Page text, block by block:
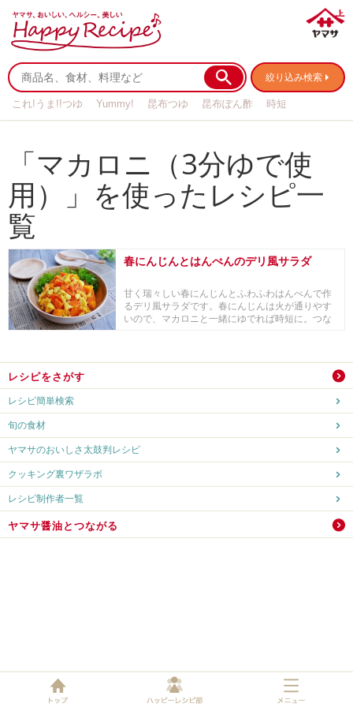
絞り込み検索
これ!うま!!つゆ Yummy! 昆布つゆ 昆布ぽん酢
時短
「マカロニ（3分ゆで使
用）」を使ったレシピ一
覧
春にんじんとはんぺんのデリ風サラダ
甘く瑞々しい春にんじんとふわふわはんぺんで作
るデリ風サラダです。春にんじんは火が通りやす
いので、マカロニと一緒にゆでれば時短に。つな
レシピをさがす
レシピ簡単検索
旬の食材
ヤマサのおいしさ太鼓判レシピ
クッキング裏ワザラボ
レシピ制作者一覧
ヤマサ醤油とつながる